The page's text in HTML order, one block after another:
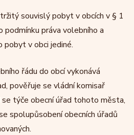
souvislý pobyt v obcích v § 1
podmínku práva volebního a
v obci jediné.
řádu do obcí vykonává
pověřuje se vládní komisař
týče obecní úřad tohoto města,
spolupůsobení obecních úřadů